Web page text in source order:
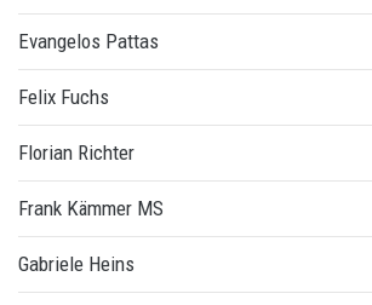
Evangelos Pattas
Felix Fuchs
Florian Richter
Frank Kämmer MS
Gabriele Heins